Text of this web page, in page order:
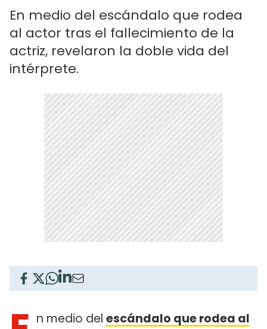
En medio del escándalo que rodea
al actor tras el fallecimiento de la
actriz, revelaron la doble vida del
intérprete.
n medio del escándalo que rodea al